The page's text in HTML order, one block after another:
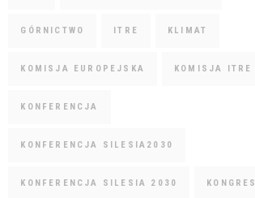
GÓRNICTWO ITRE KLIMAT
KOMISJA EUROPEJSKA KOMISJA ITRE
KONFERENCJA
KONFERENCJA SILESIA2030
KONFERENCJA SILESIA 2030 KONGRES